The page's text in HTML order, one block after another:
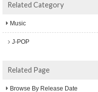
Related Category
Music
J-POP
Related Page
Browse By Release Date